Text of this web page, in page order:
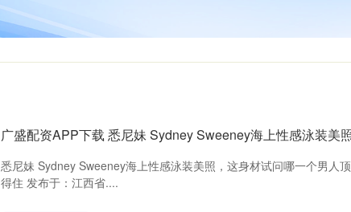
悉尼妹 Sydney Sweeney海上性感泳装美照，这身材试问哪一个男人顶
得住 发布于：江西省....